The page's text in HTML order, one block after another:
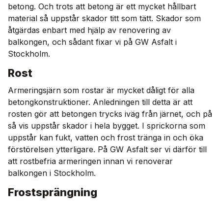
betong. Och trots att betong är ett mycket hållbart
material så uppstår skador titt som tätt. Skador som
åtgärdas enbart med hjälp av renovering av
balkongen, och sådant fixar vi på GW Asfalt i
Stockholm.
Rost
Armeringsjärn som rostar är mycket dåligt för alla
betongkonstruktioner. Anledningen till detta är att
rosten gör att betongen trycks iväg från järnet, och på
så vis uppstår skador i hela bygget. I sprickorna som
uppstår kan fukt, vatten och frost tränga in och öka
förstörelsen ytterligare. På GW Asfalt ser vi därför till
att rostbefria armeringen innan vi renoverar
balkongen i Stockholm.
Frostsprängning